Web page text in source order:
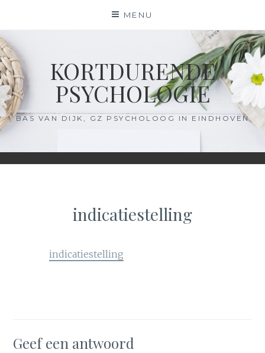
content
MENU
KORTDURENDE
PSYCHOLOGIE
BAS VAN DIJK, GZ PSYCHOLOOG IN EINDHOVEN
indicatiestelling
indicatiestelling
Geef een antwoord